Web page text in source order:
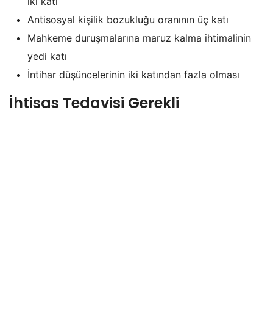
Antisosyal kişilik bozukluğu oranının üç katı
Mahkeme duruşmalarına maruz kalma ihtimalinin
yedi katı
İntihar düşüncelerinin iki katından fazla olması
İhtisas Tedavisi Gerekli